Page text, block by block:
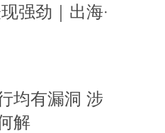
强劲｜出海·
均有漏洞 涉
解